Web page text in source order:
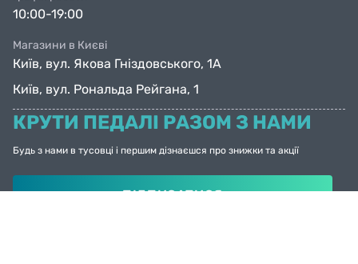
10:00-19:00
Магазини в Києві
Київ, вул. Якова Гніздовського, 1А
Київ, вул. Рональда Рейгана, 1
КРУТИ ПЕДАЛІ РАЗОМ З НАМИ
Будь з нами в тусовці і першим дізнаєшся про знижки та акції
ПІДПИСАТИСЯ